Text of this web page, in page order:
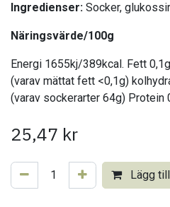
Ingredienser: Socker,
Näringsvärde/100g
Energi 1655kj/389kcal. Fett 0,1g
(varav mättat fett <0,1g)
(varav sockerarter 64g) Protein
25,47 kr
Lägg